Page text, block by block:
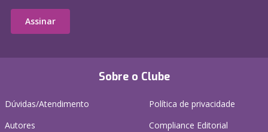
Sobre o Clube
Dúvidas/Atendimento
Autores
Política de privacidade
Compliance Editorial
Assinar